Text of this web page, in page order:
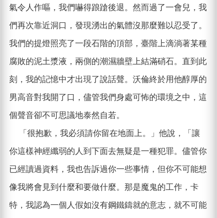
氣令人作嘔，我們嚇得踉蹌後退。然而過了一會兒，我
們再次靠近洞口，發現湧出的氣體沒那麼難以忍受了。
我們的提燈照亮了一段石階的頂部，臺階上滴淌著某種
腐敗的泥土漿液，兩側的潮濕牆壁上結滿硝石。直到此
刻，我的記憶中才出現了說話聲。沃倫終於用他醇厚的
男高音對我開了口，儘管我們身處可怖的環境之中，這
個聲音卻不可思議地泰然自若。
「很抱歉，我必須請你留在地面上。」他說，「讓
你這樣神經纖弱的人到下面去無疑是一種犯罪。儘管你
已經讀過資料，我也告訴過你一些事情，但你不可能想
像我將會見到什麼和要做什麼。那是魔鬼的工作，卡
特，我認為一個人假如沒有鋼鐵鑄就的意志，就不可能